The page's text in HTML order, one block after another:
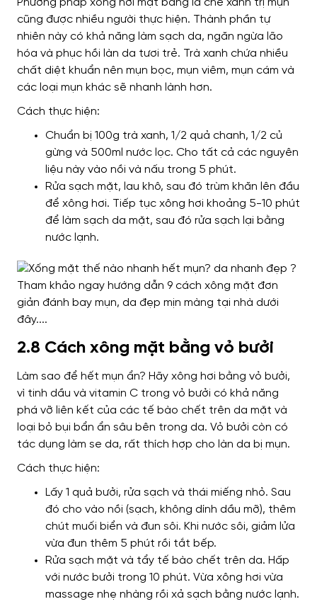
Phương pháp xông hơi mặt bằng lá chè xanh trị mụn
cũng được nhiều người thực hiện. Thành phần tự
nhiên này có khả năng làm sạch da, ngăn ngừa lão
hóa và phục hồi làn da tươi trẻ. Trà xanh chứa nhiều
chất diệt khuẩn nên mụn bọc, mụn viêm, mụn cám và
các loại mụn khác sẽ nhanh lành hơn.
Cách thực hiện:
Chuẩn bị 100g trà xanh, 1/2 quả chanh, 1/2 củ
gừng và 500ml nước lọc. Cho tất cả các nguyên
liệu này vào nồi và nấu trong 5 phút.
Rửa sạch mặt, lau khô, sau đó trùm khăn lên đầu
để xông hơi. Tiếp tục xông hơi khoảng 5-10 phút
để làm sạch da mặt, sau đó rửa sạch lại bằng
nước lạnh.
2.8 Cách xông mặt bằng vỏ bưởi
Làm sao để hết mụn ẩn? Hãy xông hơi bằng vỏ bưởi,
vì tinh dầu và vitamin C trong vỏ bưởi có khả năng
phá vỡ liên kết của các tế bào chết trên da mặt và
loại bỏ bụi bẩn ẩn sâu bên trong da. Vỏ bưởi còn có
tác dụng làm se da, rất thích hợp cho làn da bị mụn.
Cách thực hiện:
Lấy 1 quả bưởi, rửa sạch và thái miếng nhỏ. Sau
đó cho vào nồi (sạch, không dính dầu mỡ), thêm
chút muối biển và đun sôi. Khi nước sôi, giảm lửa
vừa đun thêm 5 phút rồi tắt bếp.
Rửa sạch mặt và tẩy tế bào chết trên da. Hấp
với nước bưởi trong 10 phút. Vừa xông hơi vừa
massage nhẹ nhàng rồi xả sạch bằng nước lạnh.